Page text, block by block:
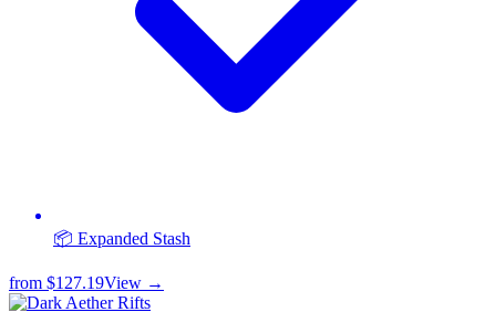
📦 Expanded Stash
from $127.19View →